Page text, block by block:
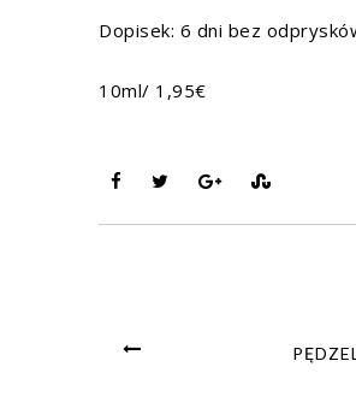
Dopisek: 6 dni bez
10ml/ 1,95€